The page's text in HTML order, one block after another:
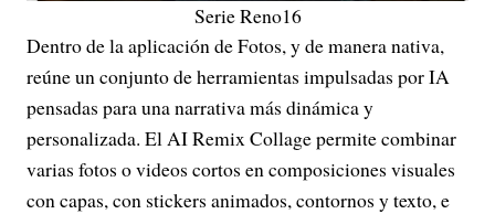
Serie Reno16
Dentro de la aplicación de Fotos, y de manera nativa,
reúne un conjunto de herramientas impulsadas por IA
pensadas para una narrativa más dinámica y
personalizada. El AI Remix Collage permite combinar
varias fotos o videos cortos en composiciones visuales
con capas, con stickers animados, contornos y texto, e